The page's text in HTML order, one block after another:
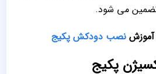
می شود.
آموزشنصب دودکش پکیج
پکیج